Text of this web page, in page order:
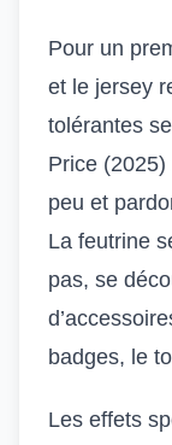
Pour un
et le jersey
tolérantes
Price
peu et
La feutrine
pas, se
badges, le
Les effets